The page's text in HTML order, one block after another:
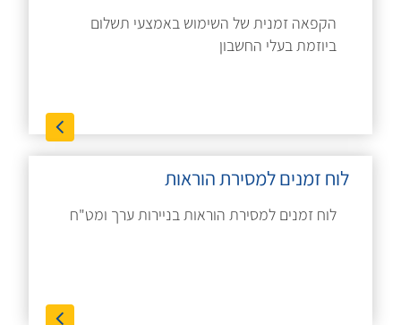
הקפאה זמנית של השימוש באמצעי תשלום
ביוזמת בעלי החשבון
לוח זמנים למסירת הוראות
לוח זמנים למסירת הוראות בניירות ערך ומט"ח